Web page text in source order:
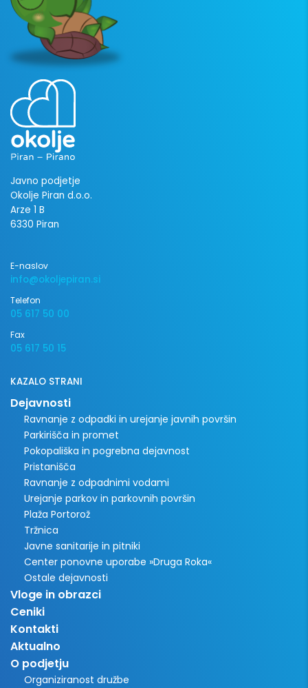
Javno podjetje
Okolje Piran d.o.o.
Arze 1 B
6330 Piran
E-naslov
info@okoljepiran.si
Telefon
05 617 50 00
Fax
05 617 50 15
KAZALO STRANI
Dejavnosti
Ravnanje z odpadki in urejanje javnih površin
Parkirišča in promet
Pokopališka in pogrebna dejavnost
Pristanišča
Ravnanje z odpadnimi vodami
Urejanje parkov in parkovnih površin
Plaža Portorož
Tržnica
Javne sanitarije in pitniki
Center ponovne uporabe »Druga Roka«
Ostale dejavnosti
Vloge in obrazci
Ceniki
Kontakti
Aktualno
O podjetju
Organiziranost družbe